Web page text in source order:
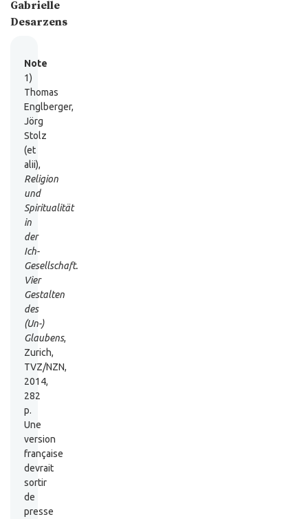
Gabrielle
Desarzens
Note
1)
Thomas
Englberger,
Jörg
Stolz
(et
alii),
Religion
und
Spiritualität
in
der
Ich-
Gesellschaft.
Vier
Gestalten
des
(Un-)
Glaubens,
Zurich,
TVZ/NZN,
2014,
282
p.
Une
version
française
devrait
sortir
de
presse